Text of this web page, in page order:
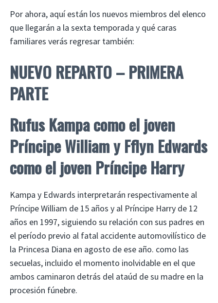
Por ahora, aquí están los nuevos miembros del elenco
que llegarán a la sexta temporada y qué caras
familiares verás regresar también:
NUEVO REPARTO – PRIMERA
PARTE
Rufus Kampa como el joven
Príncipe William y Fflyn Edwards
como el joven Príncipe Harry
Kampa y Edwards interpretarán respectivamente al
Príncipe William de 15 años y al Príncipe Harry de 12
años en 1997, siguiendo su relación con sus padres en
el período previo al fatal accidente automovilístico de
la Princesa Diana en agosto de ese año. como las
secuelas, incluido el momento inolvidable en el que
ambos caminaron detrás del ataúd de su madre en la
procesión fúnebre.